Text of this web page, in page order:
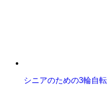
シニアのための3輪自